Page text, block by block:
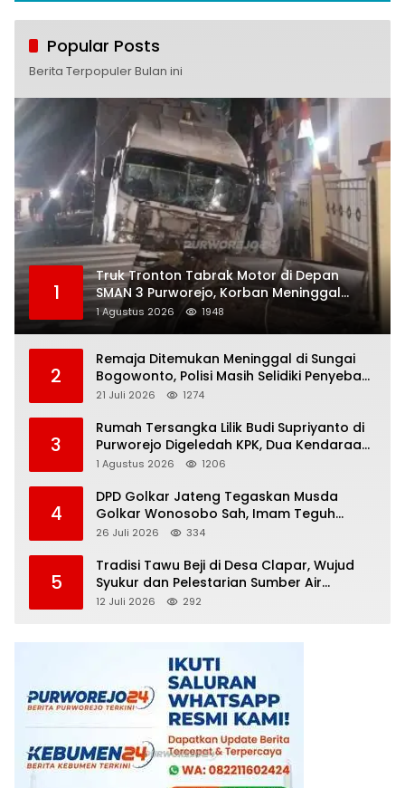
Popular Posts
Berita Terpopuler Bulan ini
1
Truk Tronton Tabrak Motor di Depan
SMAN 3 Purworejo, Korban Meninggal
Dunia, Polisi Masih Selidiki Penyebab
1 Agustus 2026 1948
2
Remaja Ditemukan Meninggal di Sungai
Bogowonto, Polisi Masih Selidiki Penyebab
Kematian
21 Juli 2026 1274
3
Rumah Tersangka Lilik Budi Supriyanto di
Purworejo Digeledah KPK, Dua Kendaraan
Diamankan
1 Agustus 2026 1206
4
DPD Golkar Jateng Tegaskan Musda
Golkar Wonosobo Sah, Imam Teguh
Purnomo Terpilih Secara Aklamasi
26 Juli 2026 334
5
Tradisi Tawu Beji di Desa Clapar, Wujud
Syukur dan Pelestarian Sumber Air
Kehidupan yang Tak Pernah Kering
12 Juli 2026 292